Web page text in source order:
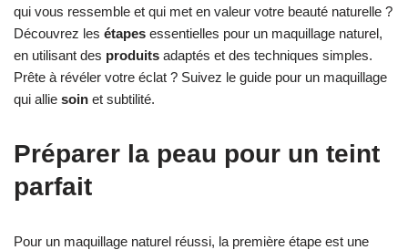
qui vous ressemble et qui met en valeur votre beauté naturelle ?
Découvrez les étapes essentielles pour un maquillage naturel,
en utilisant des produits adaptés et des techniques simples.
Prête à révéler votre éclat ? Suivez le guide pour un maquillage
qui allie soin et subtilité.
Préparer la peau pour un teint
parfait
Pour un maquillage naturel réussi, la première étape est une